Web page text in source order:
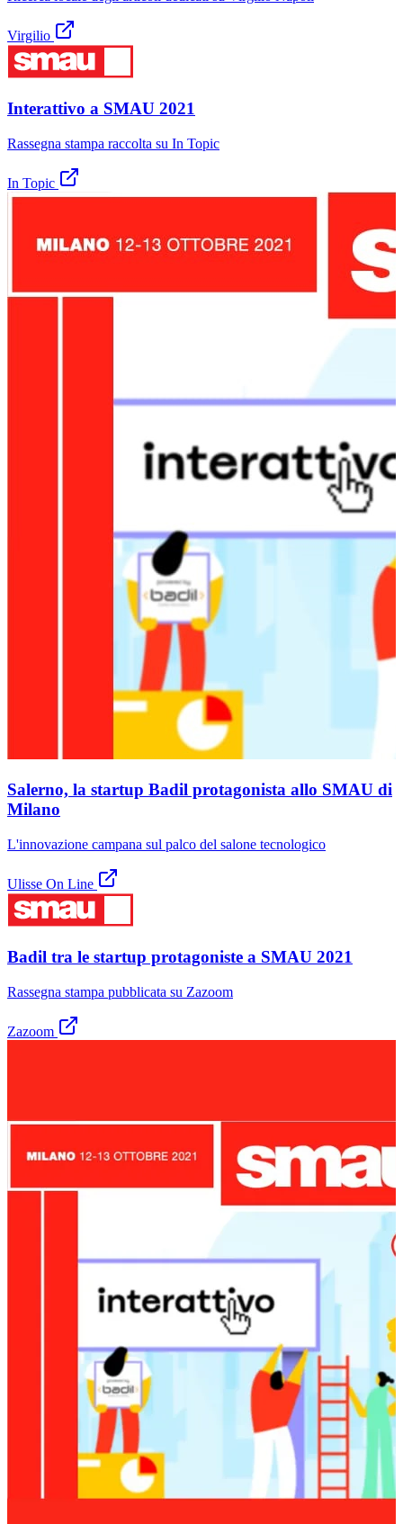
Virgilio
Interattivo a SMAU 2021
Rassegna stampa raccolta su In Topic
In Topic
Salerno, la startup Badil protagonista allo SMAU di
Milano
L'innovazione campana sul palco del salone tecnologico
Ulisse On Line
Badil tra le startup protagoniste a SMAU 2021
Rassegna stampa pubblicata su Zazoom
Zazoom